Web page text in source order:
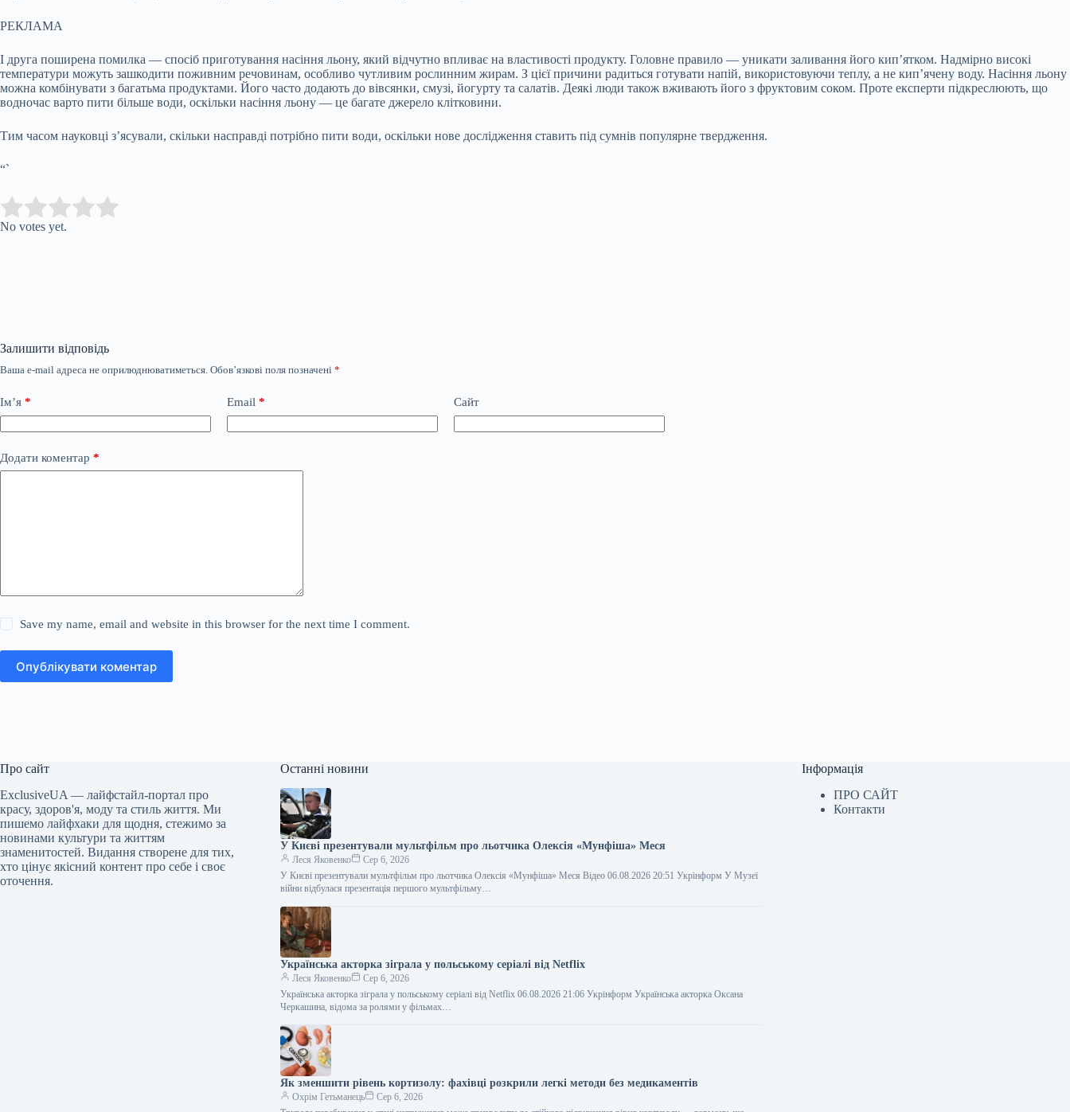
РЕКЛАМА
І друга поширена помилка — спосіб приготування насіння льону, який відчутно впливає на властивості продукту. Головне правило — уникати заливання його кип’ятком. Надмірно високі
температури можуть зашкодити поживним речовинам, особливо чутливим рослинним жирам. З цієї причини радиться готувати напій, використовуючи теплу, а не кип’ячену воду. Насіння льону
можна комбінувати з багатьма продуктами. Його часто додають до вівсянки, смузі, йогурту та салатів. Деякі люди також вживають його з фруктовим соком. Проте експерти підкреслюють, що
водночас варто пити більше води, оскільки насіння льону — це багате джерело клітковини.
Тим часом науковці з’ясували, скільки насправді потрібно пити води, оскільки нове дослідження ставить під сумнів популярне твердження.
“`
Rate this item:
No votes yet.
Залишити відповідь
Ваша e-mail адреса не оприлюднюватиметься. Обов’язкові поля позначені *
Ім’я * Email * Сайт
Додати коментар *
Save my name, email and website in this browser for the next time I comment.
Опублікувати коментар
Про сайт
ExclusiveUA — лайфстайл-портал про
красу, здоров'я, моду та стиль життя. Ми
пишемо лайфхаки для щодня, стежимо за
новинами культури та життям
знаменитостей. Видання створене для тих,
хто цінує якісний контент про себе і своє
оточення.
Останні новини
У Києві презентували мультфільм про льотчика Олексія «Мунфіша» Меся
Леся Яковенко
Сер 6, 2026
У Києві презентували мультфільм про льотчика Олексія «Мунфіша» Меся Відео 06.08.2026 20:51 Укрінформ У Музеї
війни відбулася презентація першого мультфільму…
Українська акторка зіграла у польському серіалі від Netflix
Леся Яковенко
Сер 6, 2026
Українська акторка зіграла у польському серіалі від Netflix 06.08.2026 21:06 Укрінформ Українська акторка Оксана
Черкашина, відома за ролями у фільмах…
Як зменшити рівень кортизолу: фахівці розкрили легкі методи без медикаментів
Охрім Гетьманець
Сер 6, 2026
Інформація
ПРО САЙТ
Контакти